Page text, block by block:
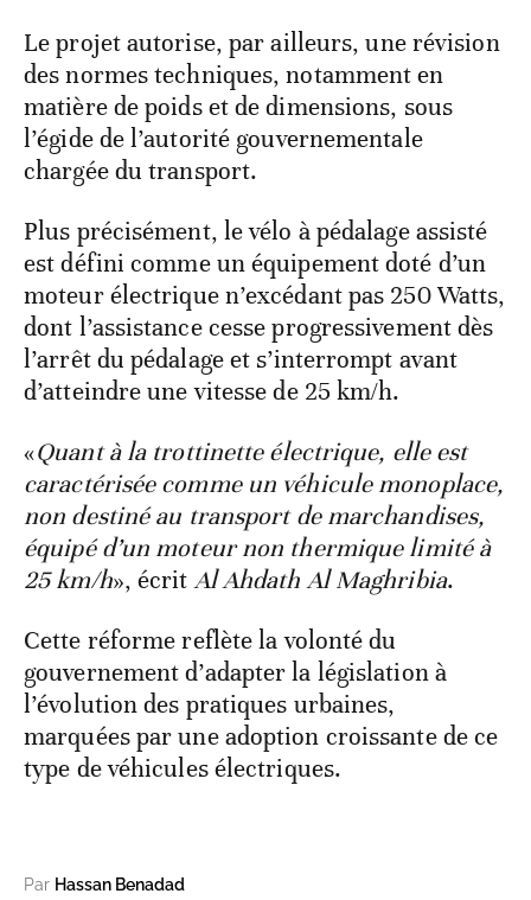
Le projet autorise, par ailleurs, une révision
des normes techniques, notamment en
matière de poids et de dimensions, sous
l’égide de l’autorité gouvernementale
chargée du transport.
Plus précisément, le vélo à pédalage assisté
est défini comme un équipement doté d’un
moteur électrique n’excédant pas 250 Watts,
dont l’assistance cesse progressivement dès
l’arrêt du pédalage et s’interrompt avant
d’atteindre une vitesse de 25 km/h.
«Quant à la trottinette électrique, elle est
caractérisée comme un véhicule monoplace,
non destiné au transport de marchandises,
équipé d’un moteur non thermique limité à
25 km/h», écritAl Ahdath Al Maghribia.
Cette réforme reflète la volonté du
gouvernement d’adapter la législation à
l’évolution des pratiques urbaines,
marquées par une adoption croissante de ce
type de véhicules électriques.
Par Hassan Benadad